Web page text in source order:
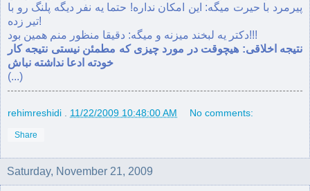
پيرمرد با حيرت ميگه: اين امكان نداره! حتما يه نفر ديگه پلنگ رو با
تير زده!
دكتر يه لبخند ميزنه و ميگه: دقيقا منظور منم همين بود!!!
نتيجه اخلاقی: هيچوقت در مورد چيزی كه مطمئن نيستی نتيجه كار
خودته ادعا نداشته نباش
(...)
rehimreshidi 11/22/2009 10:48:00 AM No comments:
Share
Saturday, November 21, 2009